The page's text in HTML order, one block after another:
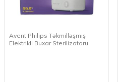
Avent Philips Təkmilləşmiş
Elektrikli Buxar Sterilizatoru